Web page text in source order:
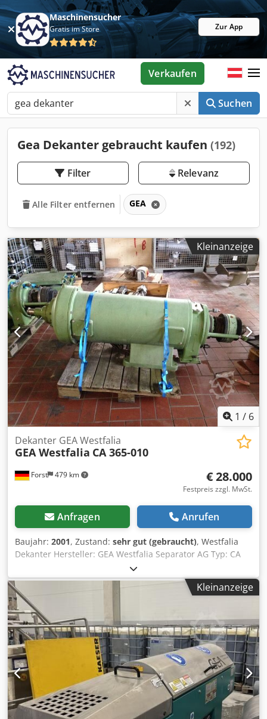
Maschinensucher
Gratis im Store Zur App
Suchen
Verkaufen
Gea Dekanter gebraucht kaufen (192)
Filter Relevanz
Alle Filter entfernen GEA
Kleinanzeige
1 / 6
Forst 479 km
Dekanter GEA Westfalia
GEA Westfalia CA 365-010
€ 28.000
Festpreis zzgl. MwSt.
Anfragen Anrufen
Baujahr: 2001, Zustand: sehr gut (gebraucht), Westfalia
Dekanter Hersteller: GEA Westfalia Separator AG Typ: CA
365-010 Baujahr: 1978 Codpfxed Rwwxe Aqvsrf
Trommeldrehzahl: 3.300 U/min Inbetriebnahme bis: 2004
Einsatzgebiet: Bei der Produktion von Grundölen zur
Entfernung von Feststoffpartikeln. Dekanter wurden nach
einer Produktionsumstellung im Jahr 2004 außer Betrieb
genommen und ist daher voll funktionsfähig.
Kleinanzeige